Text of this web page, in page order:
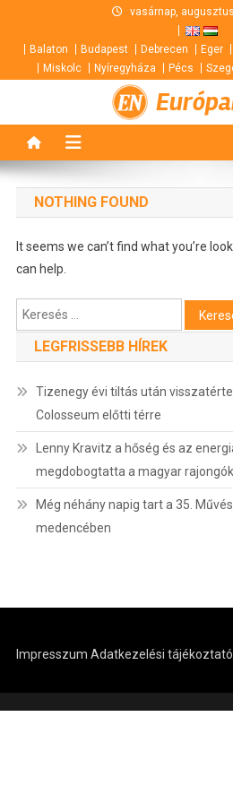
content
vasárnap,
Balaton Budapest Debrecen Eger
Miskolc
Nyíregyháza Pécs
NOTHING FOUND
It seems we can’t find what you’re
can help.
Keresés:
LEGFRISSEBB HÍREK
Tizenegy évi tiltás után
Colosseum előtti térre
Lenny Kravitz a hőség és az
megdobogtatta a magyar
Még néhány napig tart a 35.
medencében
Impresszum Adatkezelési tájékoztató